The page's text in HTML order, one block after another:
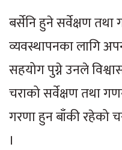
बर्सेनि हुने सर्वेक्षण
व्यवस्थापनका लागि
सहयोग पुग्ने उनले
चराको सर्वेक्षण तथा
गरणा हुन बाँकी रहेको
।